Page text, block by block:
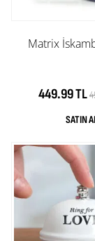
Matrix
449.99 TL